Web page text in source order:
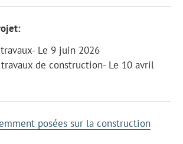
Le 9 juin 2026
de construction- Le 10 avril
posées sur la construction